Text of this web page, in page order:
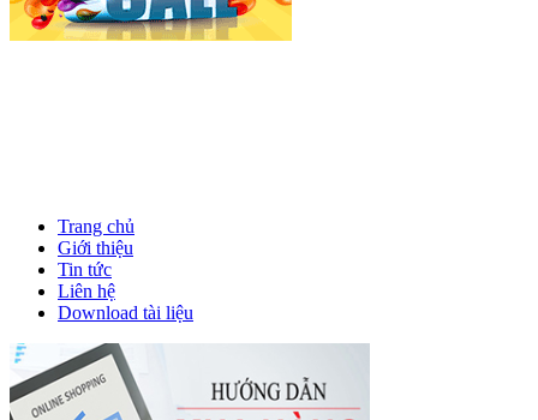
Trang chủ
Giới thiệu
Tin tức
Liên hệ
Download tài liệu